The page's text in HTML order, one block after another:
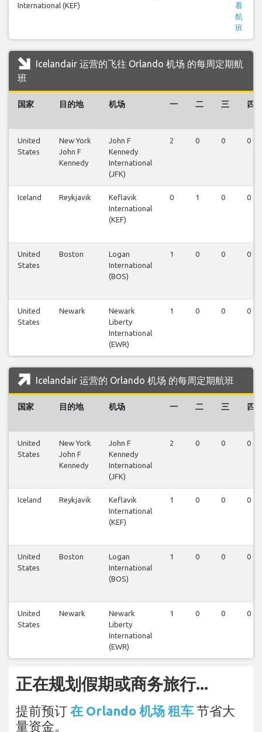
International (KEF)
看
航
班
Icelandair 运营的飞往 Orlando 机场 的每周定期航
班
国家 目的地 机场 一 二 三 四
United
States
New York
John F
Kennedy
John F
Kennedy
International
(JFK)
2 0 0 0
Iceland Reykjavik
Keflavik
International
(KEF)
0 1 0 0
United
States
Boston
Logan
International
(BOS)
1 0 0 0
United
States
Newark
Newark
Liberty
International
(EWR)
1 0 0 0
Icelandair 运营的 Orlando 机场 的每周定期航班
国家 目的地 机场 一 二 三 四
United
States
New York
John F
Kennedy
John F
Kennedy
International
(JFK)
2 0 0 0
Iceland Reykjavik
Keflavik
International
(KEF)
1 0 0 0
United
States
Boston
Logan
International
(BOS)
1 0 0 0
United
States
Newark
Newark
Liberty
International
(EWR)
1 0 0 0
正在规划假期或商务旅行...
提前预订 在 Orlando 机场 租车 节省大
量资金。